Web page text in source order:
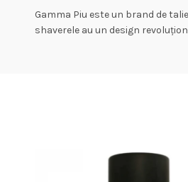
Gamma Piu este un brand de
shaverele au un design